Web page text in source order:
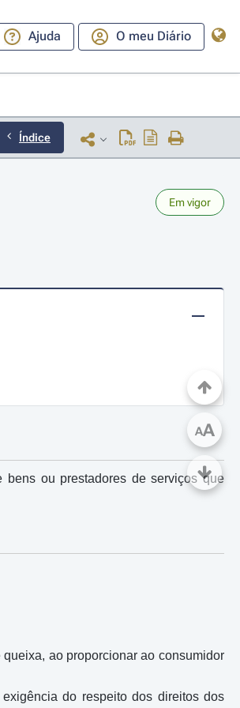
Ajuda O meu Diário
Índice
Em vigor
bens ou prestadores de serviços que
ao proporcionar ao consumidor
do respeito dos direitos dos
AA